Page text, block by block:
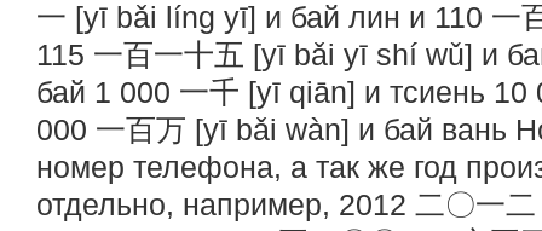
一 [yī bǎi líng yī] и бай лин и 110
115 一百一十五 [yī bǎi yī shí wǔ] и
бай 1 000 一千 [yī qiān] и тсиень
000 一百万 [yī bǎi wàn] и бай вань
номер телефона, а так же год
отдельно, например, 2012 二〇一